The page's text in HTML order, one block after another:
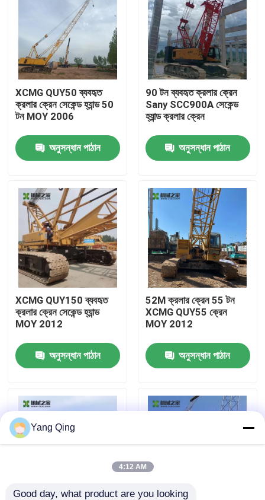
বাড়ি
পণ্য
আমাদের সম্পর্কে
কারখানা ভ্রমণ
মান নিয়ন্ত্রণ
যোগাযোগ করুন
ব্যবহৃত ট্রাক ক্রেন
ব্যবহৃত সমস্ত ভূখণ্ড ক্রেন
XCMG QUY50 ব্যবহৃত
ক্রলার ক্রেন সেকেন্ড হ্যান্ড 50
টন MOY 2006
অনুসন্ধান পাঠান
90 টন ব্যবহৃত ক্রলার ক্রেন
Sany SCC900A সেকেন্ড
হ্যান্ড ক্রলার ক্রেন
অনুসন্ধান পাঠান
XCMG QUY150 ব্যবহৃত
ক্রলার ক্রেন সেকেন্ড হ্যান্ড
MOY 2012
অনুসন্ধান পাঠান
52M ক্রলার ক্রেন 55 টন
XCMG QUY55 ক্রেন
MOY 2012
অনুসন্ধান পাঠান
Yang Qing
4:12 AM
Good day, what product are you looking